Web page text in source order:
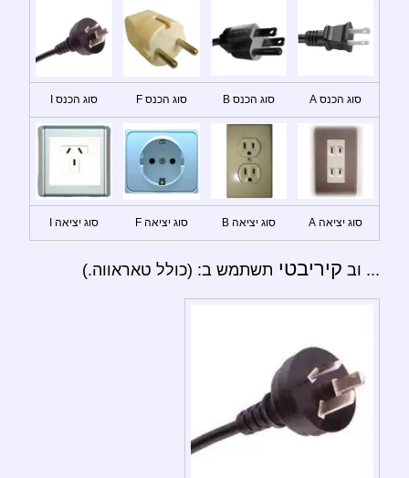
סוג הכנס A סוג הכנס B סוג הכנס F סוג הכנס I
סוג יציאה A סוג יציאה B סוג יציאה F סוג יציאה I
... וב קיריבטי תשתמש ב: (כולל טאראווה.)